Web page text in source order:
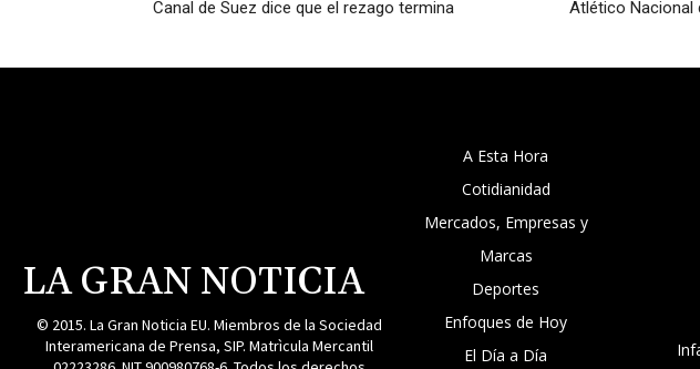
Canal de Suez dice que el rezago termina Atlético Nacional
LA GRAN NOTICIA
© 2015. La Gran Noticia EU. Miembros de la Sociedad
Interamericana de Prensa, SIP. Matrìcula Mercantil
A Esta Hora
Cotidianidad
Mercados, Empresas y
Marcas
Deportes
Enfoques de Hoy
El Día a Día